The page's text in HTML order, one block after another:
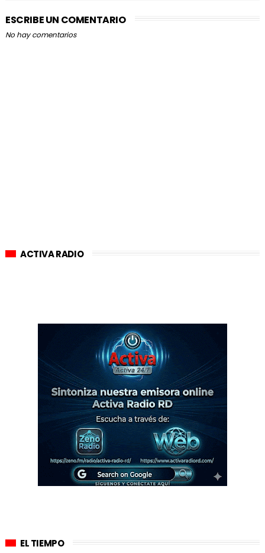
ESCRIBE UN COMENTARIO
No hay comentarios
ACTIVA RADIO
EL TIEMPO